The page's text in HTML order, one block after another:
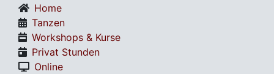
Home
Tanzen
Workshops & Kurse
Privat Stunden
Online